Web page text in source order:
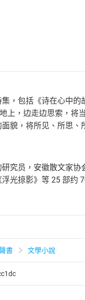
，包括《诗在心中
上，边走边思索，将
貌，将所见、所思
究员，安徽散文家
光掠影》等 25 部约
書 文學小說